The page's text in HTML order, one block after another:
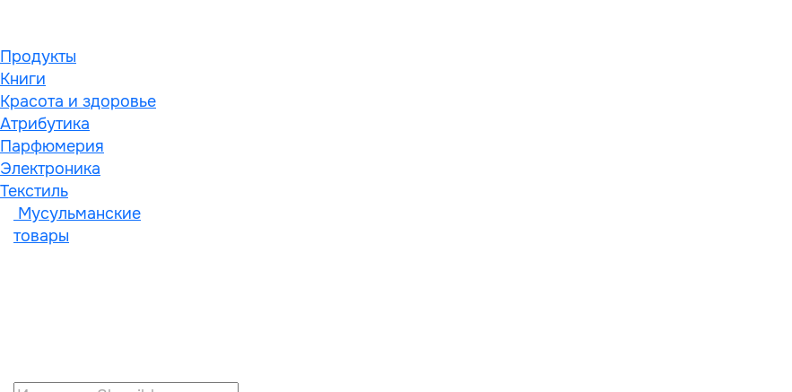
Продукты
Книги
Красота и здоровье
Атрибутика
Парфюмерия
Электроника
Текстиль
Мусульманские
товары